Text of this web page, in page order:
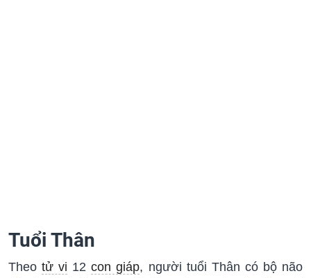
Tuổi Thân
Theotử vi 12con giáp, người tuổi Thân có bộ não